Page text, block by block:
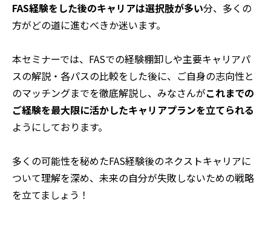
FAS経験をした後のキャリアは選択肢が多い分、多くの
方がどの道に進むべきか迷います。
本セミナーでは、FASでの経験棚卸しや主要キャリアパ
スの解説・各パスの比較をした後に、ご自身の志向性と
のマッチングまでを徹底解説し、みなさんがこれまでの
ご経験を最大限に活かしたキャリアプランを立てられる
ようにしております。
多くの可能性を秘めたFAS経験後のネクストキャリアに
ついて理解を深め、未来の自分が失敗しないための戦略
を立てましょう！